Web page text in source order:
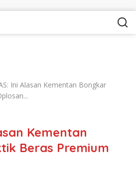
Ini Alasan Kementan Bongkar
Kementan
Beras Premium